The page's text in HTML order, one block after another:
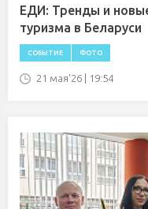
ЕДИ: Тренды и
туризма в Беларуси
СОБЫТИЕ ФОТО
21 мая'26 | 19:54